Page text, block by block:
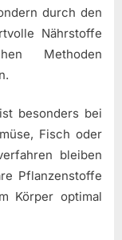
durch den
Nährstoffe
Methoden
besonders bei
Fisch oder
bleiben
Pflanzenstoffe
Körper optimal